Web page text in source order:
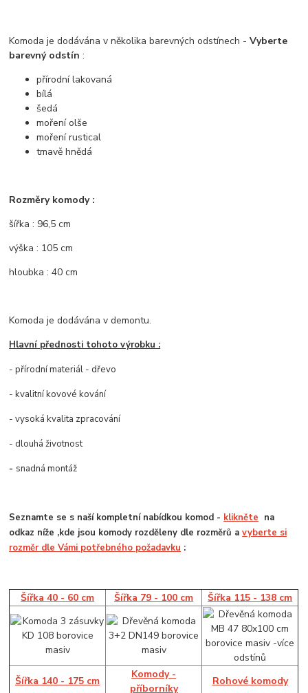
Komoda je dodávána v několika barevných odstínech -Vyberte
barevný odstín :
přírodní lakovaná
bílá
šedá
moření olše
moření rustical
tmavě hnědá
Rozměry komody :
šířka : 96,5 cm
výška : 105 cm
hloubka : 40 cm
Komoda je dodávána v demontu.
Hlavní přednosti tohoto výrobku :
- přírodní materiál - dřevo
- kvalitní kovové kování
- vysoká kvalita zpracování
- dlouhá životnost
- snadná montáž
Seznamte se s naší kompletní nabídkou komod - klikněte na
odkaz níže ,kde jsou komody rozděleny dle rozměrů avyberte si
rozměr dle Vámi potřebného požadavku :
Šířka 40 - 60 cm Šířka 79 - 100 cm Šířka 115 - 138 cm
Šířka 140 - 175 cm
Komody -
příborníky
Rohové komody